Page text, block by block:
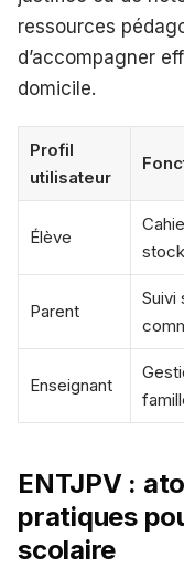
ressources
d’accompagner
domicile.
Profil
utilisateur
Élève
Parent
Suivi
Enseignant
ENTJPV :
pratiques
scolaire